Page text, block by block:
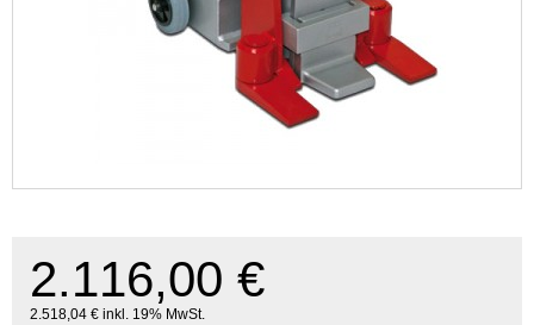
2.116,00 €
2.518,04 € inkl. 19% MwSt.